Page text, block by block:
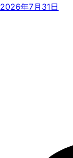
2026年7月31日